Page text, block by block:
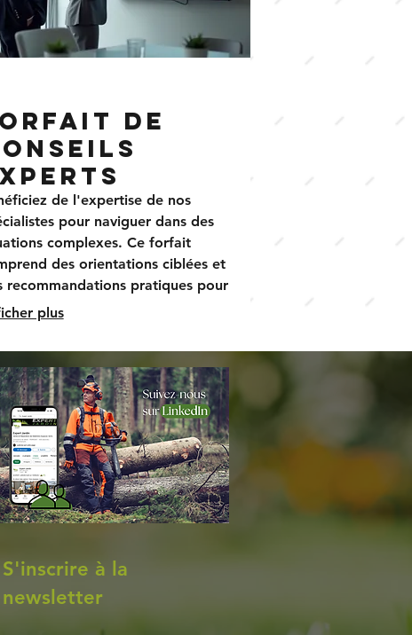
de
de l'expertise de nos
pour naviguer dans des
complexes. Ce forfait
des orientations ciblées et
recommandations pratiques pour
aider à prendre les meilleures
de haut niveau.
plus
S'inscrire à la
newsletter